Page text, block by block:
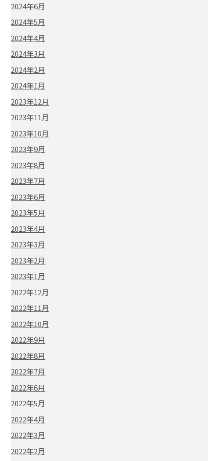
2024年6月
2024年5月
2024年4月
2024年3月
2024年2月
2024年1月
2023年12月
2023年11月
2023年10月
2023年9月
2023年8月
2023年7月
2023年6月
2023年5月
2023年4月
2023年3月
2023年2月
2023年1月
2022年12月
2022年11月
2022年10月
2022年9月
2022年8月
2022年7月
2022年6月
2022年5月
2022年4月
2022年3月
2022年2月